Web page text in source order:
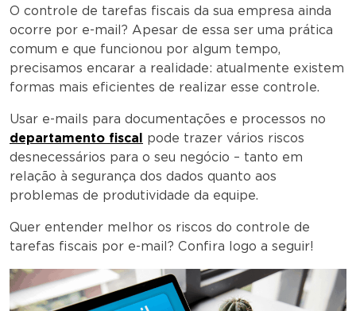
O controle de tarefas fiscais da sua empresa ainda
ocorre por e-mail? Apesar de essa ser uma prática
comum e que funcionou por algum tempo,
precisamos encarar a realidade: atualmente existem
formas mais eficientes de realizar esse controle.
Usar e-mails para documentações e processos no
departamento fiscal pode trazer vários riscos
desnecessários para o seu negócio – tanto em
relação à segurança dos dados quanto aos
problemas de produtividade da equipe.
Quer entender melhor os riscos do controle de
tarefas fiscais por e-mail? Confira logo a seguir!